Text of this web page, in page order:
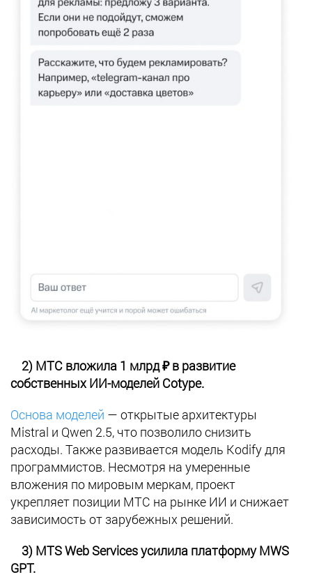
2) МТС вложила 1 млрд ₽ в развитие
собственных ИИ-моделей Cotype.
Основа моделей — открытые архитектуры
Mistral и Qwen 2.5, что позволило снизить
расходы. Также развивается модель Kodify для
программистов. Несмотря на умеренные
вложения по мировым меркам, проект
укрепляет позиции МТС на рынке ИИ и снижает
зависимость от зарубежных решений.
3) MTS Web Services усилила платформу MWS
GPT.